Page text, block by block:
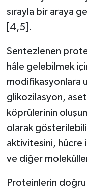
sırayla bir araya
[4,5].
Sentezlenen
hâle gelebilmek
modifikasyonlara
glikozilasyon,
köprülerinin
olarak
aktivitesini, hücre
ve diğer
Proteinlerin